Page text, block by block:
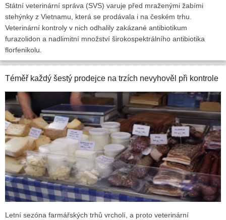
Státní veterinární správa (SVS) varuje před mraženými žabími
stehýnky z Vietnamu, která se prodávala i na českém trhu.
Veterinární kontroly v nich odhalily zakázané antibiotikum
furazolidon a nadlimitní množství širokospektrálního antibiotika
florfenikolu.
Téměř každý šestý prodejce na trzích nevyhověl při kontrole
Letní sezóna farmářských trhů vrcholí, a proto veterinární